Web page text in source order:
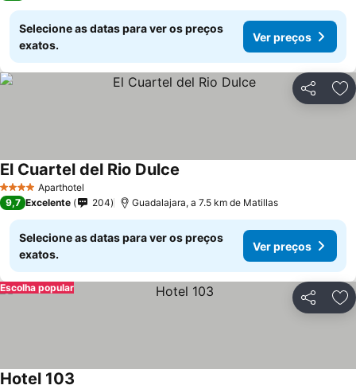
Selecione as datas para ver os preços
exatos.
Ver preços
Partilhar
4 EstrelasAparthotel
El Cuartel del Rio Dulce
9,7 Excelente 204 Guadalajara, a 7.5 km de Matillas
Selecione as datas para ver os preços
exatos.
Ver preços
Partilhar
Escolha popular
Hotel 103